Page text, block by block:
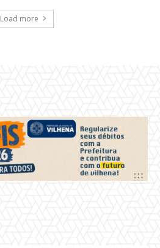
Load more